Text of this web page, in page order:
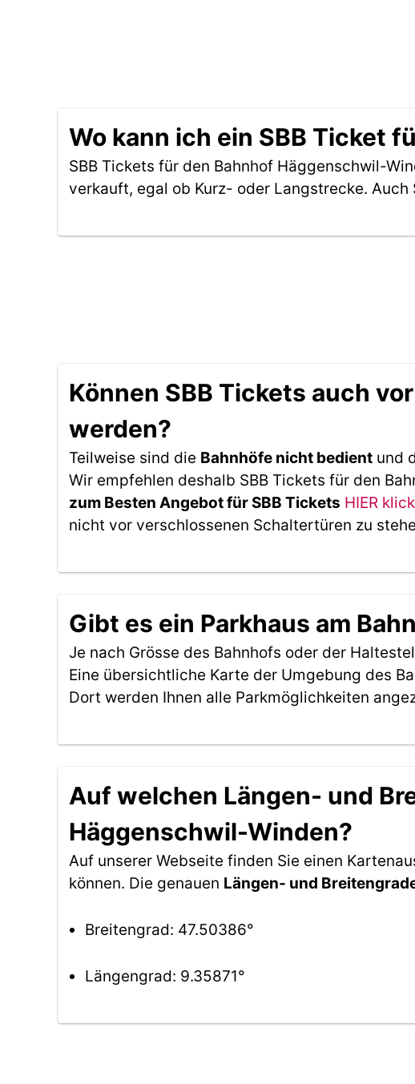
Wo kann ich ein SBB Ticket
SBB Tickets für den Bahnhof Häggenschwil-
verkauft, egal ob Kurz- oder Langstrecke.
Können SBB Tickets auch
werden?
Teilweise sind die Bahnhöfe nicht bedient und
Wir empfehlen deshalb SBB Tickets für den
zum Besten Angebot für SBB Tickets HIER
nicht vor verschlossenen Schaltertüren zu
Gibt es ein Parkhaus am
Je nach Grösse des Bahnhofs oder der
Eine übersichtliche Karte der Umgebung des
Dort werden Ihnen alle Parkmöglichkeiten
Auf welchen Längen- und
Häggenschwil-Winden?
Auf unserer Webseite finden Sie einen
können. Die genauen Längen- und
Breitengrad: 47.50386°
Längengrad: 9.35871°